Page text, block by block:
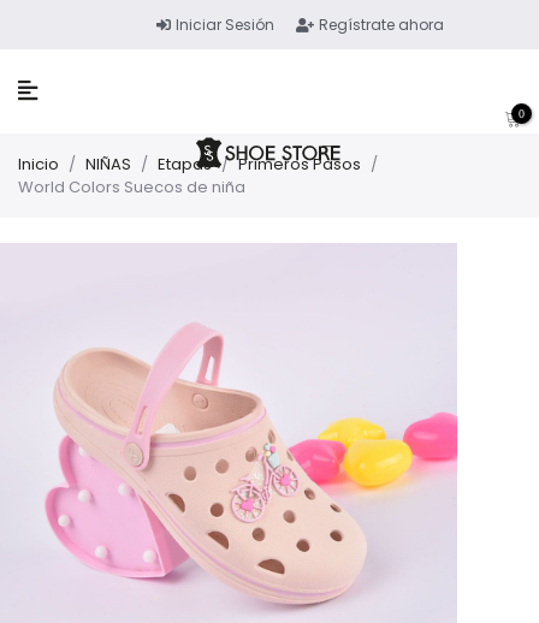
Iniciar Sesión Regístrate ahora
0
Inicio / NIÑAS / Etapas / Primeros Pasos /
World Colors Suecos de niña